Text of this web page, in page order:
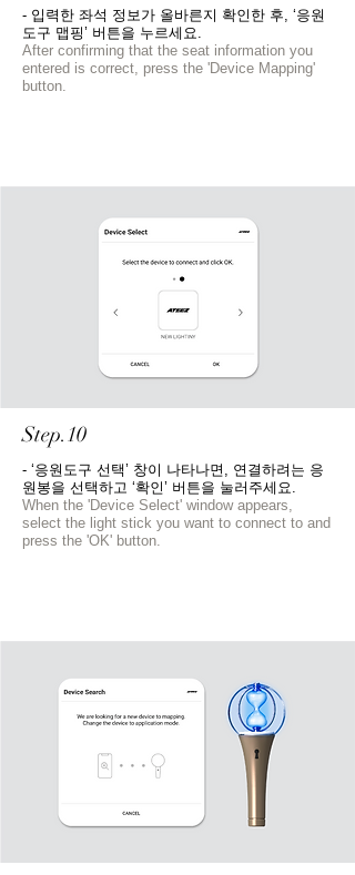
- 입력한 좌석 정보가 올바른지 확인한 후, ‘응원
도구 맵핑’ 버튼을 누르세요.
After confirming that the seat information you
entered is correct, press the 'Device Mapping'
button.
Step.10
- ‘응원도구 선택’ 창이 나타나면, 연결하려는 응
원봉을 선택하고 ‘확인’ 버튼을 눌러주세요.
When the 'Device Select' window appears,
select the light stick you want to connect to and
press the 'OK' button.